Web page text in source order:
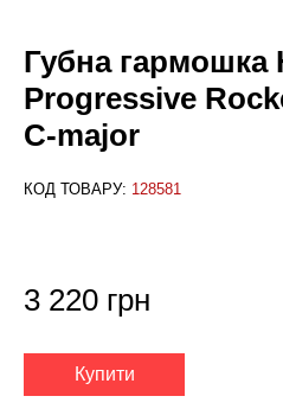
Губна гармошка
Progressive
C-major
КОД ТОВАРУ: 128581
3 220 грн
Купити